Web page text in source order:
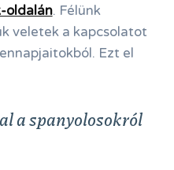
oldalán. Félünk
veletek a kapcsolatot
Ezt el
a spanyolosokról